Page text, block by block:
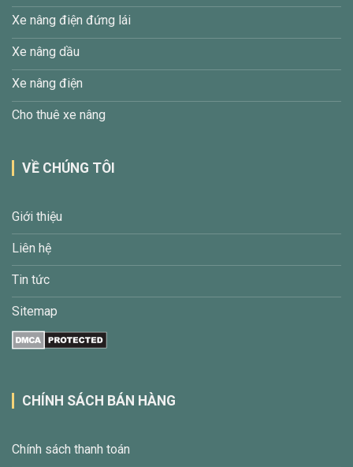
Xe nâng điện đứng lái
Xe nâng dầu
Xe nâng điện
Cho thuê xe nâng
VỀ CHÚNG TÔI
Giới thiệu
Liên hệ
Tin tức
Sitemap
CHÍNH SÁCH BÁN HÀNG
Chính sách thanh toán